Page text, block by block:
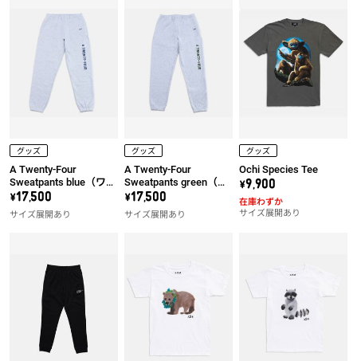
グッズ
A Twenty-Four
Sweatpants blue（ワッ
ペン左）
\17,500
サイズ展開あり
グッズ
A Twenty-Four
Sweatpants green（ワ
ッペン左）
\17,500
サイズ展開あり
グッズ
Ochi Species Tee
\9,900
サイズ展開あり
在庫わずか